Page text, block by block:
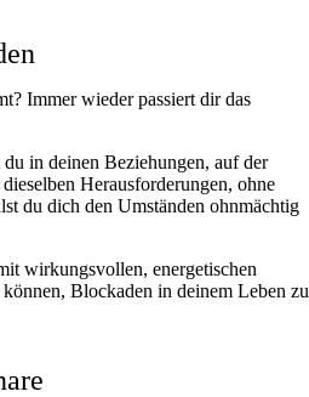
Immer wieder passiert dir das
in deinen Beziehungen, auf der
Herausforderungen, ohne
du dich den Umständen ohnmächtig
wirkungsvollen, energetischen
Blockaden in deinem Leben zu